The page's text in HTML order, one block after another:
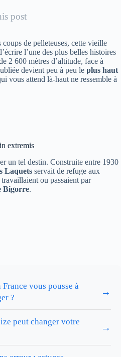
post
de pelleteuses, cette vieille
l’une des plus belles histoires
2 600 mètres d’altitude, face à
devient peu à peu le plus haut
vous attend là-haut ne ressemble à
extremis
un tel destin. Construite entre 1930
Laquets servait de refuge aux
ou passaient par
Bigorre.
vous pousse à
?
→
peut changer votre
→